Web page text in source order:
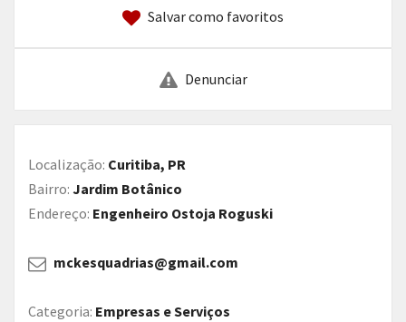
Salvar como favoritos
Denunciar
Localização: Curitiba, PR
Bairro: Jardim Botânico
Endereço: Engenheiro Ostoja Roguski
mckesquadrias@gmail.com
Categoria: Empresas e Serviços